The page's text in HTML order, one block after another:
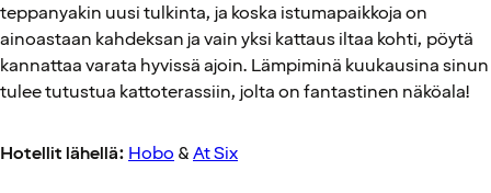
teppanyakin uusi tulkinta, ja koska istumapaikkoja on
ainoastaan kahdeksan ja vain yksi kattaus iltaa kohti, pöytä
kannattaa varata hyvissä ajoin. Lämpiminä kuukausina sinun
tulee tutustua kattoterassiin, jolta on fantastinen näköala!
Hotellit lähellä: Hobo &At Six